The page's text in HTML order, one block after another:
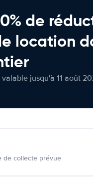
de
location
jusqu'à 11 août
de collecte prévue